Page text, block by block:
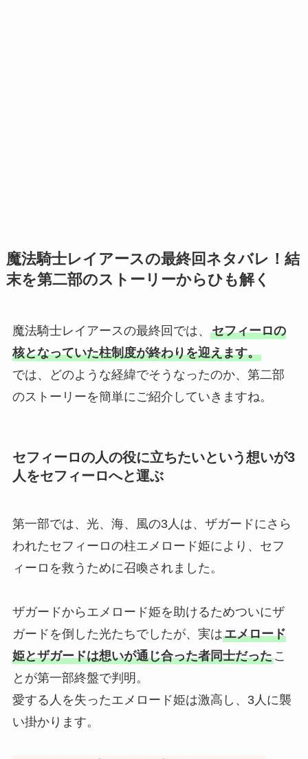
魔法騎士レイアースの最終回ネタバレ！結
末を第二部のストーリーからひも解く
魔法騎士レイアースの最終回では、 セフィーロの
核となっていた柱制度が終わりを迎えます。
では、どのような経緯でそうなったのか、第二部
のストーリーを簡単にご紹介していきますね。
セフィーロの人の役に立ちたいという想いが3
人をセフィーロへと運ぶ
第一部では、光、海、風の3人は、ザガードにさら
われたセフィーロの柱エメロード姫により、セフ
ィーロを救うために召喚されました。
ザガードからエメロード姫を助けるためついにザ
ガードを倒した光たちでしたが、実はエメロード
姫とザガードは想いが通じ合った者同士だったこ
とが第一部終盤で判明。
愛する人を失ったエメロード姫は激高し、3人に襲
い掛かります。